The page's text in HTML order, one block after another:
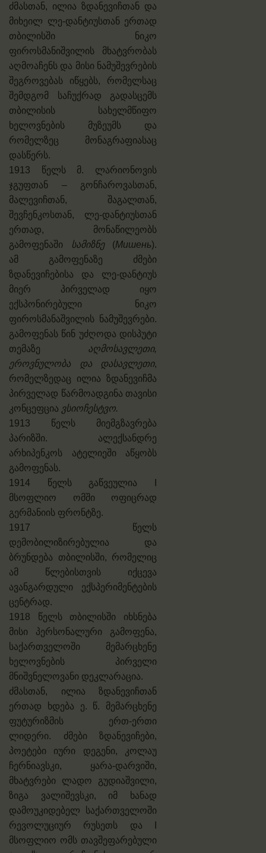
ძმასთან, ილია ზდანევიჩთან და
მიხეილ ლე-დანტიუსთან ერთად
თბილისში ნიკო
ფიროსმანიშვილის მხატვრობას
აღმოაჩენს და მისი ნამუშევრების
შეგროვებას იწყებს, რომელსაც
შემდგომ საჩუქრად გადასცემს
თბილისის სახელმწიფო
ხელოვნების მუზეუმს და
რომელზეც მონაგრაფიასაც
დასწერს.
1913 წელს მ. ლარიონოვის
ჯგუფთან – გონჩაროვასთან,
მალევიჩთან, შაგალთან,
შევჩენკოსთან, ლე-დანტიუსთან
ერთად, მონაწილეობს
გამოფენაში
სამიზნე(Мишень).
ამ გამოფენაზე ძმები
ზდანევიჩებისა და ლე-დანტიუს
მიერ პირველად იყო
ექსპონირებული ნიკო
ფიროსმანაშვილის ნამუშევრები.
გამოფენას წინ უძღოდა დისპუტი
თემაზე აღმოსავლეთი,
ეროვნულობა და დასავლეთი,
რომელზედაც ილია ზდანევიჩმა
პირველად წარმოადგინა თავისი
კონცეფცია ვსიოჩესტვო.
1913 წელს მიემგზავრება
პარიზში. ალექსანდრე
არხიპენკოს ატელიეში აწყობს
გამოფენას.
1914 წელს გაწვეულია I
მსოფლიო ომში ოფიცრად
გერმანიის ფრონტზე.
1917 წელს
დემობილიზირებულია და
ბრუნდება თბილისში, რომელიც
ამ წლებისთვის იქცევა
ავანგარდული ექსპერიმენტების
ცენტრად.
1918 წელს თბილისში იხსნება
მისი პერსონალური გამოფენა,
საქართველოში მემარცხენე
ხელოვნების პირველი
მნიშვნელოვანი დეკლარაცია.
ძმასთან, ილია ზდანევიჩთან
ერთად ხდება ე. წ. მემარცხენე
ფუტურიზმის ერთ-ერთი
ლიდერი. ძმები ზდანევიჩები,
პოეტები იური დეგენი, კოლაუ
ჩერნიავსკი, ყარა-დარვიში,
მხატვრები ლადო გუდიაშვილი,
ზიგა ვალიშევსკი, იმ ხანად
დამოუკიდებელ საქართველოში
რევოლუციურ რუსეთს და I
მსოფლიო ომს თავშეფარებული